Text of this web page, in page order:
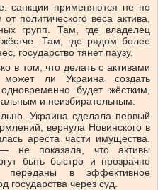
санкции применяются не по
политического веса актива,
групп. Там, где владелец
жёстче. Там, где рядом более
государство тянет паузу.
в том, что делать с активами
ли Украина создать
будет жёстким,
и неизбирательным.
Украина сделала первый
вернула Новинского в
ареста части имущества.
не показала, что активы
быть быстро и прозрачно
в эффективное
государства через суд.